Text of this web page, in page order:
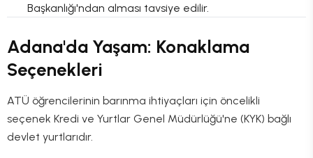
Başkanlığı'ndan alması tavsiye edilir.
Adana'da Yaşam: Konaklama
Seçenekleri
ATÜ öğrencilerinin barınma ihtiyaçları için öncelikli
seçenek Kredi ve Yurtlar Genel Müdürlüğü'ne (KYK) bağlı
devlet yurtlarıdır.